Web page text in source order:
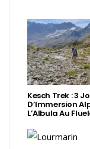
Kesch Trek : 3
D’Immersion
L’Albula Au